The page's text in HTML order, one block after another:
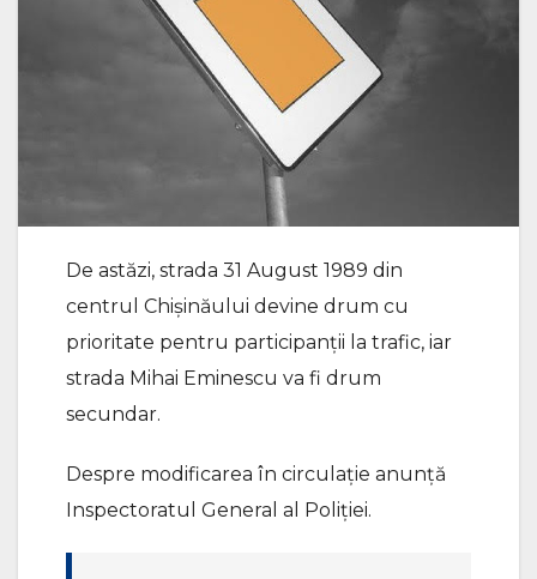
De astăzi, strada 31 August 1989 din
centrul Chișinăului devine drum cu
prioritate pentru participanții la trafic, iar
strada Mihai Eminescu va fi drum
secundar.
Despre modificarea în circulație anunță
Inspectoratul General al Poliției.